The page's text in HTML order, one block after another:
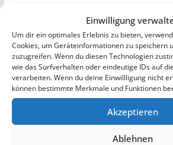
Einwilligung
Um dir ein optimales Erlebnis zu bieten,
Cookies, um Geräteinformationen zu speichern
zuzugreifen. Wenn du diesen Technologien
wie das Surfverhalten oder eindeutige IDs auf
verarbeiten. Wenn du deine Einwillligung nicht
können bestimmte Merkmale und Funktionen
Akzeptieren
Ablehnen
*
Website